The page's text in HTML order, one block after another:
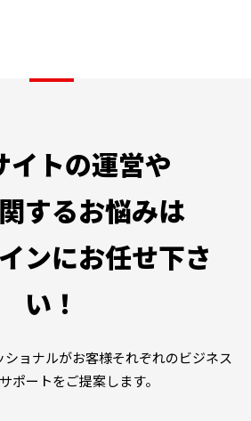
イトの運営や
するお悩みは
ンにお任せ下さ
い！
ョナルがお客様それぞれのビジネス
ポートをご提案します。